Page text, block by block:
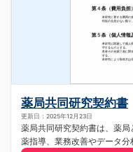
薬局共同研究契約書
更新日：2025年12月23日
薬局共同研究契約書は、薬
薬指導、業務改善やデータ分